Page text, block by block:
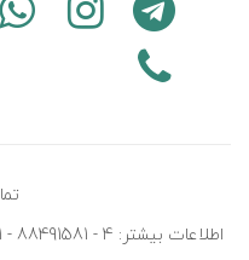
اطلاعات بیشتر: 4 - 88491581 - 021 | پیگیری سفارشات: 09194466787